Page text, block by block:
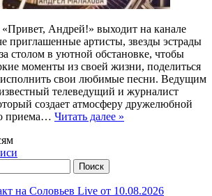
Андрей!» выходит на канале
приглашенные артисты, звезды эстрады
столом в уютной обстановке, чтобы
моменты из своей жизни, поделиться
свои любимые песни. Ведущим
телеведущий и журналист
создает атмосферу дружелюбной
приема… Читать далее »
на Соловьев Live от 10.08.2026